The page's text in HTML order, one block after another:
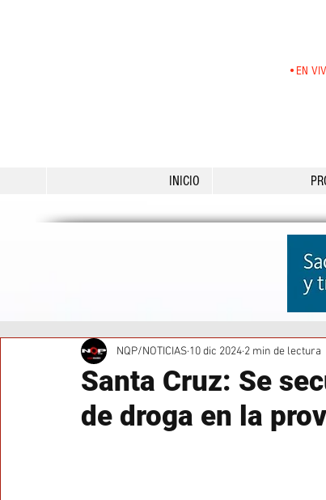
•EN
INICIO
Santa Cruz: Se
de droga en la
NQP/NOTICIAS 10 dic 2024 2 min de lectura